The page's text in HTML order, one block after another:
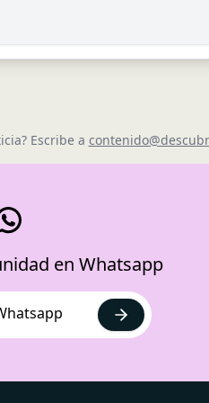
Escribe a
en Whatsapp